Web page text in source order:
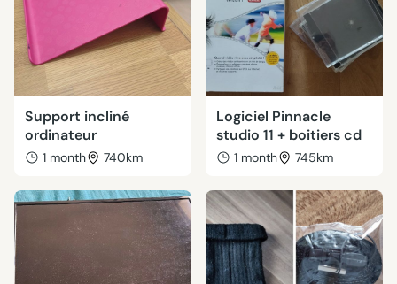
Support incliné
ordinateur
1 month 740km
Logiciel Pinnacle
studio 11 + boitiers cd
1 month 745km